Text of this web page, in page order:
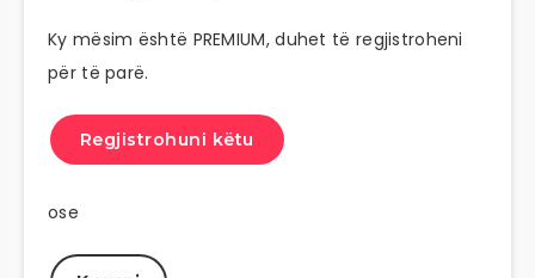
Ky mësim është PREMIUM, duhet të regjistroheni
për të parë.
Regjistrohuni këtu
ose